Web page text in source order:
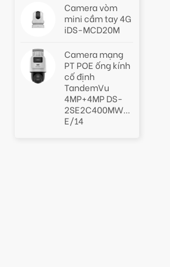
Camera vòm
mini cầm tay 4G
iDS-MCD20M
Camera mạng
PT POE ống kính
cố định
TandemVu
4MP+4MP DS-
2SE2C400MWG-
E/14